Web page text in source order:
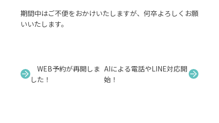
期間中はご不便をおかけいたしますが、何卒よろしくお願
いいたします。
WEB予約が再開しま
した！
AIによる電話やLINE対応開
始！